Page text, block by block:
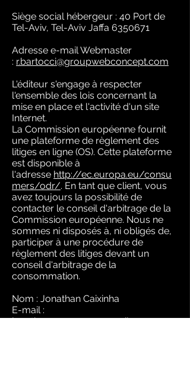
Siège social hébergeur : 40 Port de
Tel-Aviv, Tel-Aviv Jaffa 6350671
Adresse e-mail Webmaster
: r.bartocci@groupwebconcept.com
L'éditeur s'engage à respecter
l'ensemble des lois concernant la
mise en place et l'activité d'un site
Internet.
La Commission européenne fournit
une plateforme de règlement des
litiges en ligne (OS). Cette plateforme
est disponible à
l'adresse http://ec.europa.eu/consu
mers/odr/. En tant que client, vous
avez toujours la possibilité de
contacter le conseil d'arbitrage de la
Commission européenne. Nous ne
sommes ni disposés à, ni obligés de,
participer à une procédure de
règlement des litiges devant un
conseil d'arbitrage de la
consommation.
Nom : Jonathan Caixinha
E-mail :
jonathanc.manager@gmail.com